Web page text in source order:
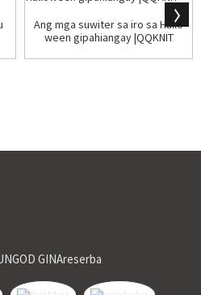
Ang mga suwiter sa iro sa Hallo
ween gipahiangay |QQKNIT
GINAreserba